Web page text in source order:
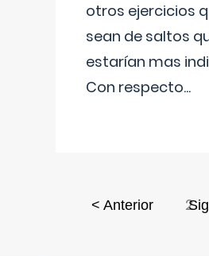
otros ejercicios
sean de saltos
estarían mas
Con respecto...
< Anterior 2